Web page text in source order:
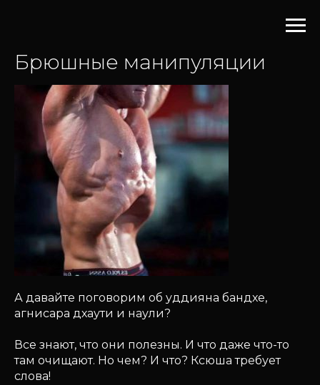
Брюшные манипуляции
А давайте поговорим об уддияна бандхе,
агнисара дхаути и наули?
Все знают, что они полезны. И что даже что-то
там очищают. Но чем? И что? Ксюша требует
слова!